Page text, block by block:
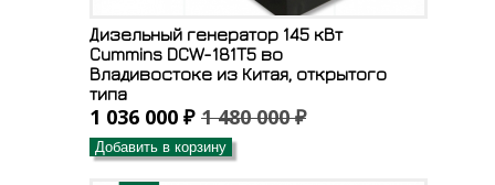
Дизельный генератор 145 кВт
Cummins DCW-181T5 во
Владивостоке из Китая, открытого
типа
1 036 000 ₽ 1 480 000 ₽
Добавить в корзину